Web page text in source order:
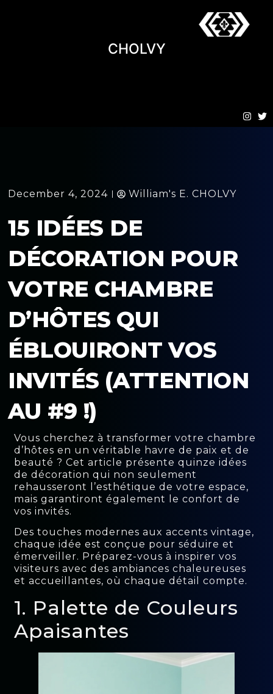
CHOLVY
December 4, 2024 William's E. CHOLVY
15 IDÉES DE
DÉCORATION POUR
VOTRE CHAMBRE
D’HÔTES QUI
ÉBLOUIRONT VOS
INVITÉS (ATTENTION
AU #9 !)
Vous cherchez à transformer votre chambre
d’hôtes en un véritable havre de paix et de
beauté ? Cet article présente quinze idées
de décoration qui non seulement
rehausseront l’esthétique de votre espace,
mais garantiront également le confort de
vos invités.
Des touches modernes aux accents vintage,
chaque idée est conçue pour séduire et
émerveiller. Préparez-vous à inspirer vos
visiteurs avec des ambiances chaleureuses
et accueillantes, où chaque détail compte.
1. Palette de Couleurs
Apaisantes